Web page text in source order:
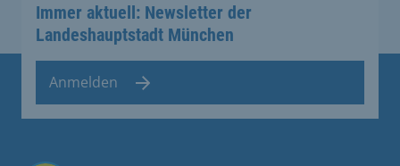
Immer aktuell: Newsletter der
Landeshauptstadt München
Anmelden